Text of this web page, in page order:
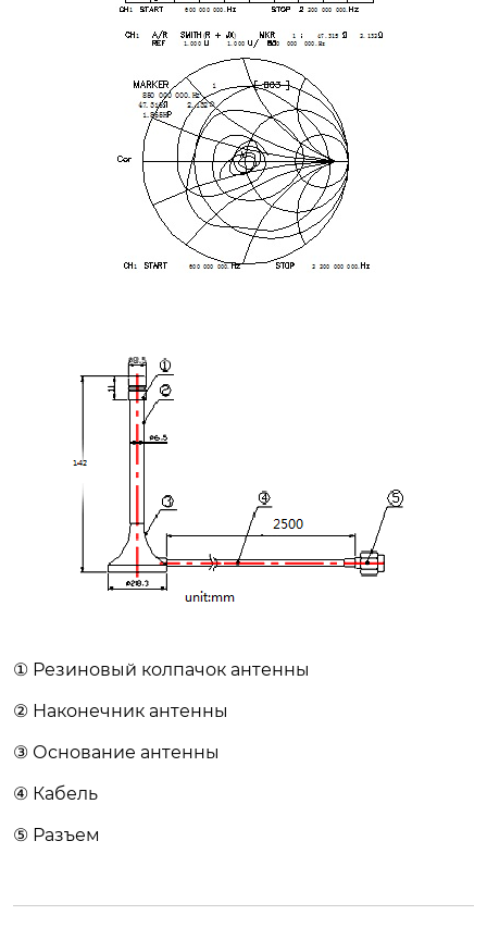
① Резиновый колпачок антенны
② Наконечник антенны
③ Основание антенны
④ Кабель
⑤ Разъем